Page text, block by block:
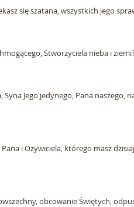
się szatana, wszystkich jego
Stworzyciela nieba i
Syna Jego jedynego, Pana
i Ożywiciela, którego masz
obcowanie Świętych,